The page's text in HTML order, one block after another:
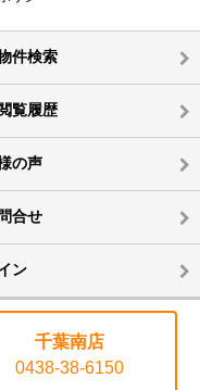
件検索
覧履歴
の声
合せ
ン
千葉南店
0438-38-6150